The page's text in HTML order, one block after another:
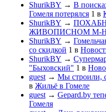
ShurikBY → В
Гомеля потерялся 1 в
ShurikBY →
ЖИВОПИСНОМ М-
ShurikBY →
со скидкой 1 в
ShurikBY →
"Быховский" 1 в
guest → Мы строили,
в Жильё в Гомеле
guest → Gepard.by
Гомеля